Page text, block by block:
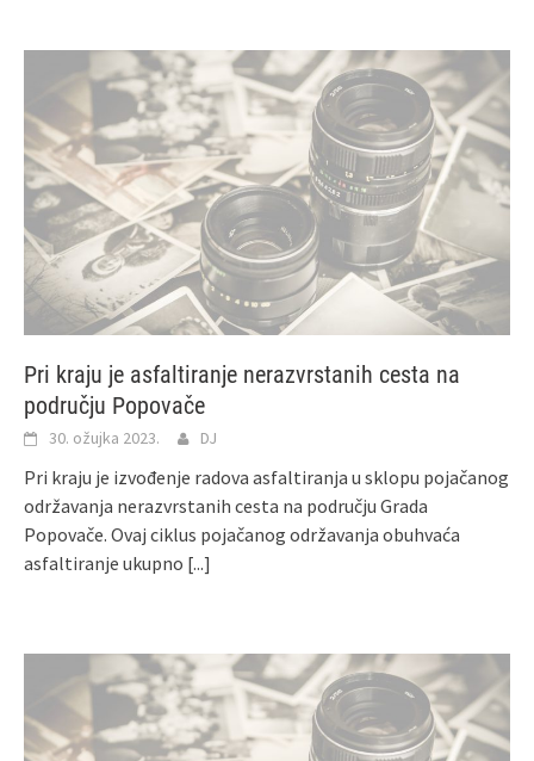
Pri kraju je asfaltiranje nerazvrstanih cesta na
području Popovače
30. ožujka 2023. DJ
Pri kraju je izvođenje radova asfaltiranja u sklopu pojačanog
održavanja nerazvrstanih cesta na području Grada
Popovače. Ovaj ciklus pojačanog održavanja obuhvaća
asfaltiranje ukupno [...]